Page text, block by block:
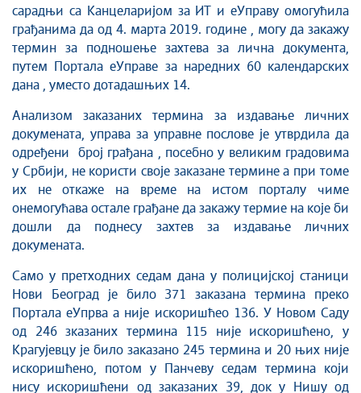
сарадњи са Канцеларијом за ИТ и еУправу омогућила
грађанима да од 4. марта 2019. године , могу да закажу
термин за подношење захтева за лична документа,
путем Портала еУправе за наредних 60 календарских
дана , уместо дотадашњих 14.
Анализом заказаних термина за издавање личних
докумената, управа за управне послове је утврдила да
одређени број грађана , посебно у великим градовима
у Србији, не користи своје заказане термине а при томе
их не откаже на време на истом порталу чиме
онемогућава остале грађане да закажу термие на које би
дошли да поднесу захтев за издавање личних
докумената.
Само у претходних седам дана у полицијској станици
Нови Београд је било 371 заказана термина преко
Портала еУпрва а није искоришћео 136. У Новом Саду
од 246 зказаних термина 115 није искоришћено, у
Крагујевцу је било заказано 245 термина и 20 њих није
искоришћено, потом у Панчеву седам термина који
нису искоришћени од заказаних 39, док у Нишу од